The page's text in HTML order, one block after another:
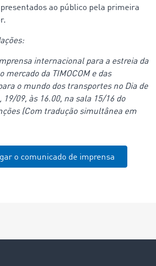
ao público pela primeira
internacional para a estreia da
mercado da TIMOCOM e das
o mundo dos transportes no Dia de
19/09, às 16.00, na sala 15/16 do
(Com tradução simultânea em
o comunicado de imprensa